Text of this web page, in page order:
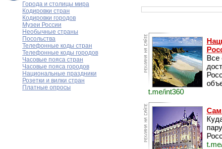
Города и столицы мира
Кодировки стран
Кодировки городов
Музеи России
Необычные страны
Посольства
Телефонные коды стран
Телефонные коды городов
Часовые пояса стран
Часовые пояса городов
Национальные праздники
Розетки и вилки стран
Платные опросы
Все
t.me/int360